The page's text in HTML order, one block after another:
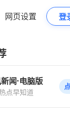
网页设置 登
闻·电脑版
点早知道